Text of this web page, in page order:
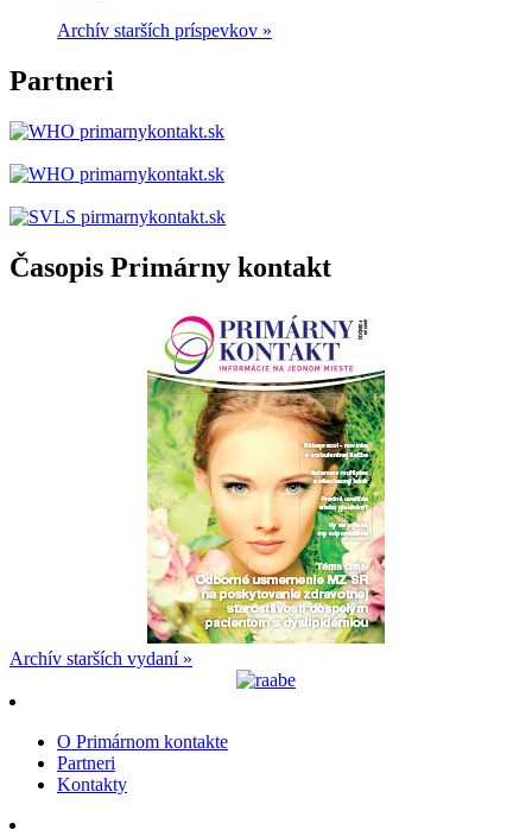
Archív starších príspevkov »
Partneri
Časopis Primárny kontakt
Archív starších vydaní »
O Primárnom kontakte
Partneri
Kontakty